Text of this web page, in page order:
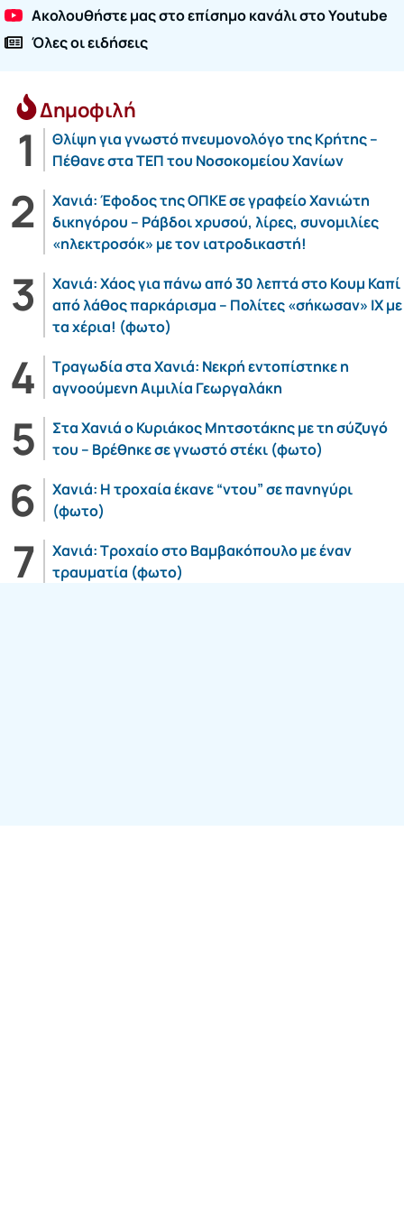
Ακολουθήστε μας στο επίσημο κανάλι στο Youtube
Όλες οι ειδήσεις
Δημοφιλή
Θλίψη για γνωστό πνευμονολόγο της Κρήτης –
Πέθανε στα ΤΕΠ του Νοσοκομείου Χανίων
Χανιά: Έφοδος της ΟΠΚΕ σε γραφείο Χανιώτη
δικηγόρου – Ράβδοι χρυσού, λίρες, συνομιλίες
«ηλεκτροσόκ» με τον ιατροδικαστή!
Χανιά: Χάος για πάνω από 30 λεπτά στο Κουμ Καπί
από λάθος παρκάρισμα – Πολίτες «σήκωσαν» ΙΧ με
τα χέρια! (φωτο)
Τραγωδία στα Χανιά: Νεκρή εντοπίστηκε η
αγνοούμενη Αιμιλία Γεωργαλάκη
Στα Χανιά ο Κυριάκος Μητσοτάκης με τη σύζυγό
του – Βρέθηκε σε γνωστό στέκι (φωτο)
Χανιά: Η τροχαία έκανε “ντου” σε πανηγύρι
(φωτο)
Χανιά: Τροχαίο στο Βαμβακόπουλο με έναν
τραυματία (φωτο)